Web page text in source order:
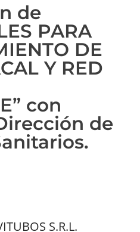
de
PARA
DE
Y RED
con
de
S.R.L.